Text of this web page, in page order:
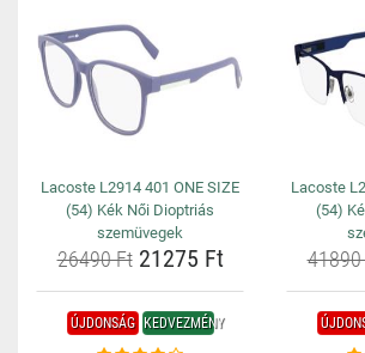
Lacoste L2914 401 ONE SIZE
(54) Kék Női Dioptriás
szemüvegek
26490 Ft21275 Ft
Lacoste
(54)
41890
ÚJDONSÁG KEDVEZMÉNY